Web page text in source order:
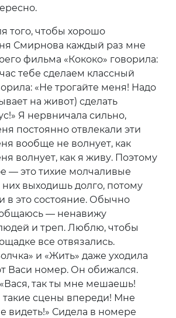
того, чтобы хорошо
Смирнова каждый раз мне
фильма «Кококо» говорила:
тебе сделаем классный
«Не трогайте меня! Надо
на живот) сделать
Я нервничала сильно,
постоянно отвлекали эти
вообще не волнует, как
волнует, как я живу. Поэтому
— это тихие молчаливые
выходишь долго, потому
в это состояние. Обычно
— ненавижу
и треп. Люблю, чтобы
все отвязались.
и «Жить» даже уходила
Васи номер. Он обижался.
так ты мне мешаешь!
такие сцены впереди! Мне
видеть!» Сидела в номере